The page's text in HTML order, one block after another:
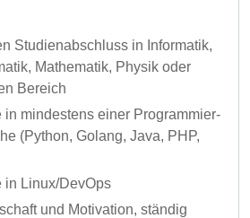
Studienabschluss in Informatik,
Mathematik, Physik oder
Bereich
in mindestens einer Programmier-
(Python, Golang, Java, PHP,
in Linux/DevOps
und Motivation, ständig